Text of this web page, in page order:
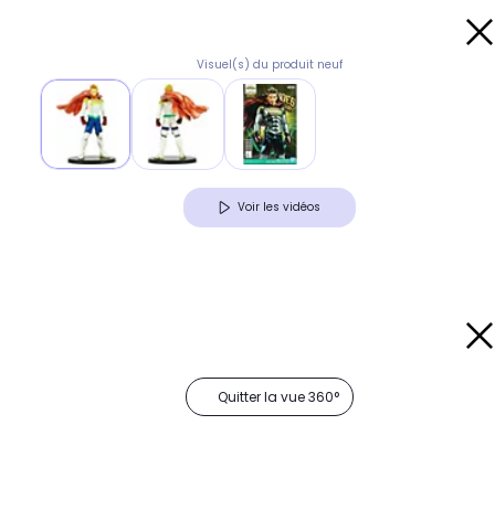
Visuel(s) du produit neuf
Voir les vidéos
Quitter la vue 360°